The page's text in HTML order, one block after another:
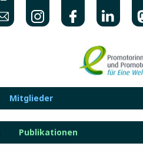
Mitglieder
Publikationen